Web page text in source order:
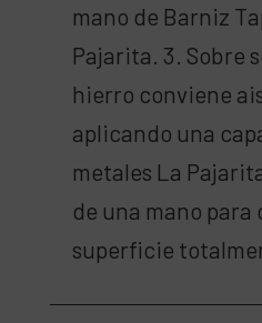
mano de Barniz
Pajarita. 3. Sobre
hierro conviene
aplicando una
metales La
de una mano para
superficie